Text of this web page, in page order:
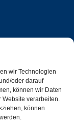
wir Technologien
oder darauf
können wir Daten
Website verarbeiten.
können